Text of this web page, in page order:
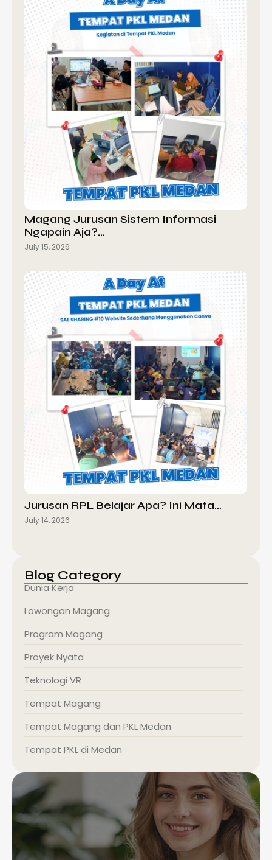
Magang Jurusan Sistem Informasi
Ngapain Aja?…
July 15, 2026
Jurusan RPL Belajar Apa? Ini Mata…
July 14, 2026
Blog Category
Dunia Kerja
Lowongan Magang
Program Magang
Proyek Nyata
Teknologi VR
Tempat Magang
Tempat Magang dan PKL Medan
Tempat PKL di Medan